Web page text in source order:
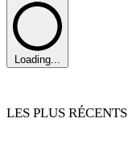
Loading...
LES PLUS RÉCENTS